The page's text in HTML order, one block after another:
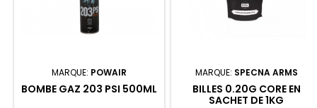
MARQUE: POWAIR
BOMBE GAZ 203 PSI 500ML
MARQUE: SPECNA ARMS
BILLES 0.20G CORE EN
SACHET DE 1KG